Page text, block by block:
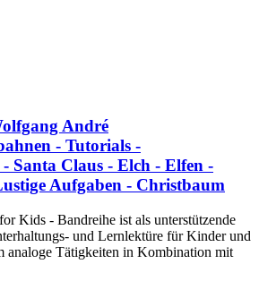
André
- Tutorials -
Santa Claus - Elch - Elfen -
Aufgaben - Christbaum
Kids - Bandreihe ist als unterstützende
und Lernlektüre für Kinder und
analoge Tätigkeiten in Kombination mit